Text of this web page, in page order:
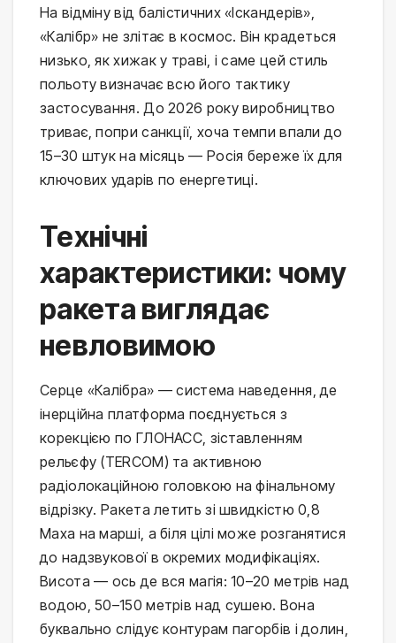
На відміну від балістичних «Іскандерів»,
«Калібр» не злітає в космос. Він крадеться
низько, як хижак у траві, і саме цей стиль
польоту визначає всю його тактику
застосування. До 2026 року виробництво
триває, попри санкції, хоча темпи впали до
15–30 штук на місяць — Росія береже їх для
ключових ударів по енергетиці.
Технічні
характеристики: чому
ракета виглядає
невловимою
Серце «Калібра» — система наведення, де
інерційна платформа поєднується з
корекцією по ГЛОНАСС, зіставленням
рельєфу (TERCOM) та активною
радіолокаційною головкою на фінальному
відрізку. Ракета летить зі швидкістю 0,8
Маха на марші, а біля цілі може розганятися
до надзвукової в окремих модифікаціях.
Висота — ось де вся магія: 10–20 метрів над
водою, 50–150 метрів над сушею. Вона
буквально слідує контурам пагорбів і долин,